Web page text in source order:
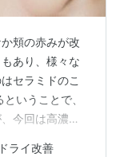
頬の赤みが改
あり、様々な
セラミドのこ
いうことで、
今回は高濃度
ライ改善